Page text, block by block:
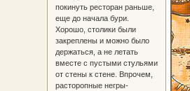
покинуть ресторан раньше,
еще до начала бури.
Хорошо, столики были
закреплены и можно было
держаться, а не летать
вместе с пустыми стульями
от стены к стене. Впрочем,
расторопные негры-